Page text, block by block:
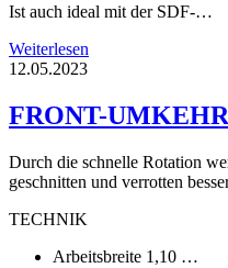
Ist auch ideal mit der SDF-…
Weiterlesen
12.05.2023
FRONT-
Durch die schnelle Rotation
geschnitten und verrotten
TECHNIK
Arbeitsbreite 1,10 …